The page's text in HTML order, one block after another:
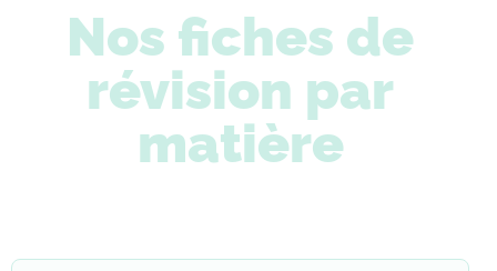
Nos fiches de
révision par
matière